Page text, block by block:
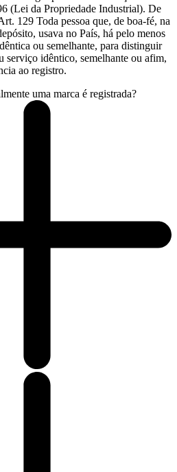
(Lei da Propriedade Industrial). De
129 Toda pessoa que, de boa-fé, na
usava no País, há pelo menos
ou semelhante, para distinguir
serviço idêntico, semelhante ou afim,
ao registro.
uma marca é registrada?